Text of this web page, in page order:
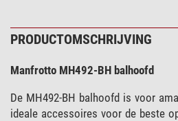
PRODUCTOMSCHRIJVING
Manfrotto MH492-BH balhoofd
De MH492-BH balhoofd is voor
ideale accessoires voor de beste